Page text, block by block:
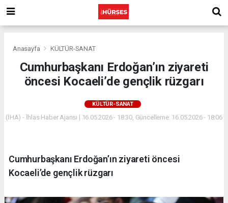
Anasayfa KÜLTÜR-SANAT
Cumhurbaşkanı Erdoğan’ın ziyareti
öncesi Kocaeli’de gençlik rüzgarı
KÜLTÜR-SANAT
(İHA) - İhlas Haber Ajansı | 16.05.2026 - 18:30, Güncelleme: 16.05.2026 - 18:06
Cumhurbaşkanı Erdoğan’ın ziyareti öncesi
Kocaeli’de gençlik rüzgarı